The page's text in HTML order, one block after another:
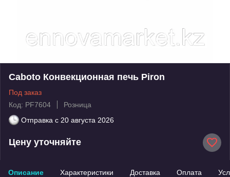
Caboto Конвекционная печь Piron
Под заказ
Код: PF7604
Розница
Отправка с 20 августа 2026
Цену уточняйте
Описание Характеристики Доставка Оплата